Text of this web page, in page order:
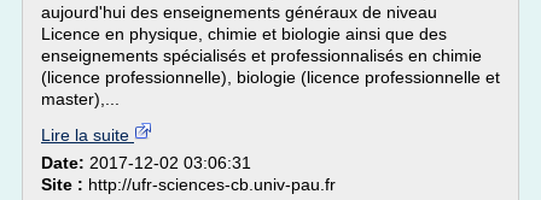
aujourd'hui des enseignements généraux de niveau
Licence en physique, chimie et biologie ainsi que des
enseignements spécialisés et professionnalisés en chimie
(licence professionnelle), biologie (licence professionnelle et
master),...
Lire la suite
Date: 2017-12-02 03:06:31
Site : http://ufr-sciences-cb.univ-pau.fr